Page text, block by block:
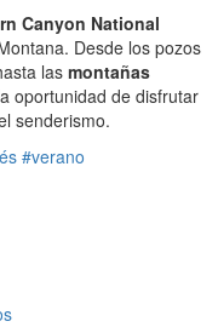
Canyon National
Desde los pozos
las montañas
oportunidad de disfrutar
senderismo.
#verano